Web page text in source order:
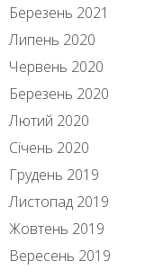
Березень 2021
Липень 2020
Червень 2020
Березень 2020
Лютий 2020
Січень 2020
Грудень 2019
Листопад 2019
Жовтень 2019
Вересень 2019